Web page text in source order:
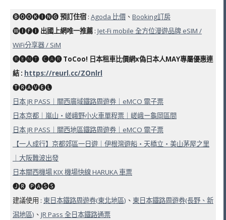
🅑🅞🅞🅚🅘🅝🅖預訂住宿 : Agoda 比價 、 Booking訂房
🅦🅘🅕🅘 出國上網唯一推薦 : Jet-Fi mobile 全方位漫遊品牌 eSIM /
WiFi分享器 / SiM
🅡🅔🅝🅣 ​ 🅒🅐🅡 ToCoo! 日本租車比價網x偽日本人MAY專屬優惠連
結 : https://reurl.cc/ZOnlrl
🅣🅡🅐🅥🅔🅛
日本 JR PASS｜關西廣域鐵路周遊券｜eMCO 電子票
日本京都｜嵐山・嵯峨野小火車單程票｜嵯峨ー龜岡區間
日本 JR PASS｜關西地區鐵路周遊券｜eMCO 電子票
【一人成行】京都郊區一日遊｜伊根灣遊船・天橋立・美山茅屋之里
｜大阪難波出發
日本關西機場 KIX 機場快線 HARUKA 車票
🅙🅡 ​ 🅟🅐🅢🅢
建議使用 : 東日本鐵路周遊券(東北地區) 、 東日本鐵路周遊券(長野、新
潟地區) 、 JR Pass 全日本鐵路通票